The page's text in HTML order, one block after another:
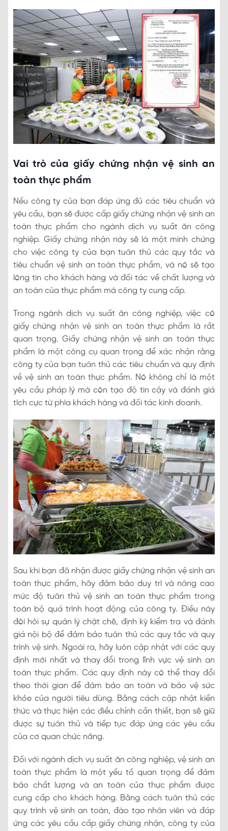
Vai trò của giấy chứng nhận vệ sinh an
toàn thực phẩm
Nếu công ty của bạn đáp ứng đủ các tiêu chuẩn và
yêu cầu, bạn sẽ được cấp giấy chứng nhận vệ sinh an
toàn thực phẩm cho ngành dịch vụ suất ăn công
nghiệp. Giấy chứng nhận này sẽ là một minh chứng
cho việc công ty của bạn tuân thủ các quy tắc và
tiêu chuẩn vệ sinh an toàn thực phẩm, và nó sẽ tạo
lòng tin cho khách hàng và đối tác về chất lượng và
an toàn của thực phẩm mà công ty cung cấp.
Trong ngành dịch vụ suất ăn công nghiệp, việc có
giấy chứng nhận vệ sinh an toàn thực phẩm là rất
quan trọng. Giấy chứng nhận vệ sinh an toàn thực
phẩm là một công cụ quan trọng để xác nhận rằng
công ty của bạn tuân thủ các tiêu chuẩn và quy định
về vệ sinh an toàn thực phẩm. Nó không chỉ là một
yêu cầu pháp lý mà còn tạo độ tin cậy và đánh giá
tích cực từ phía khách hàng và đối tác kinh doanh.
Sau khi bạn đã nhận được giấy chứng nhận vệ sinh an
toàn thực phẩm, hãy đảm bảo duy trì và nâng cao
mức độ tuân thủ vệ sinh an toàn thực phẩm trong
toàn bộ quá trình hoạt động của công ty. Điều này
đòi hỏi sự quản lý chặt chẽ, định kỳ kiểm tra và đánh
giá nội bộ để đảm bảo tuân thủ các quy tắc và quy
trình vệ sinh. Ngoài ra, hãy luôn cập nhật với các quy
định mới nhất và thay đổi trong lĩnh vực vệ sinh an
toàn thực phẩm. Các quy định này có thể thay đổi
theo thời gian để đảm bảo an toàn và bảo vệ sức
khỏe của người tiêu dùng. Bằng cách cập nhật kiến
thức và thực hiện các điều chỉnh cần thiết, bạn sẽ giữ
được sự tuân thủ và tiếp tục đáp ứng các yêu cầu
của cơ quan chức năng.
Đối với ngành dịch vụ suất ăn công nghiệp, vệ sinh an
toàn thực phẩm là một yếu tố quan trọng để đảm
bảo chất lượng và an toàn của thực phẩm được
cung cấp cho khách hàng. Bằng cách tuân thủ các
quy trình vệ sinh an toàn, đào tạo nhân viên và đáp
ứng các yêu cầu cấp giấy chứng nhận, công ty của